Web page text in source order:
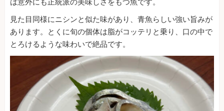
は意外にも正統派の美味しさをもつ魚です。
見た目同様にニシンと似た味があり、青魚らしい強い旨みが
あります。とくに旬の個体は脂がコッテリと乗り、口の中で
とろけるような味わいで絶品です。